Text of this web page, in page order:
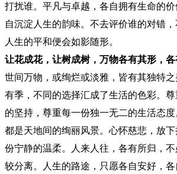
打扰谁。平凡与卓越，各自拥有生命的
自沉淀人生的韵味。不去评价谁的对错，
人生的平和便会如影随形。
让花成花，让树成树，万物各有其形，各
世间万物，或绚烂或淡雅，皆有其独特
有季，不同的选择汇成了生活的色彩。
的坚持，尊重每一份独一无二的生活态
都是天地间的绚丽风景。心怀慈悲，放
份宁静的温柔。人来人往，各有所归，
较分离。人生的路途，只愿各自安好，各